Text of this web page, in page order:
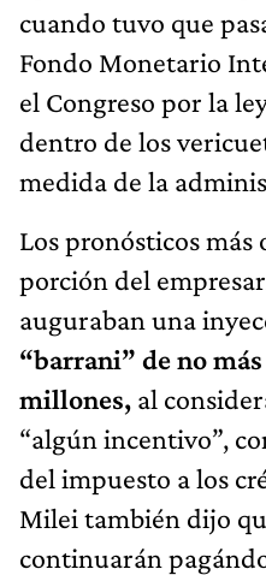
cuando tuvo que
Fondo Monetario
el Congreso por la
dentro de los
medida de la
Los pronósticos
porción del
auguraban una
“barrani” de no
millones, al
“algún incentivo”,
del impuesto a los
Milei también dijo
continuarán